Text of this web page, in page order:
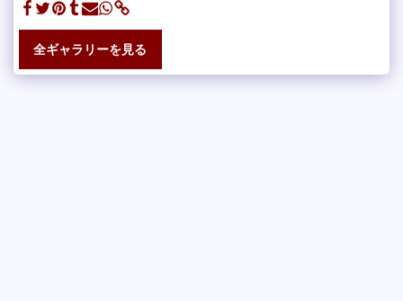
全ギャラリーを見る